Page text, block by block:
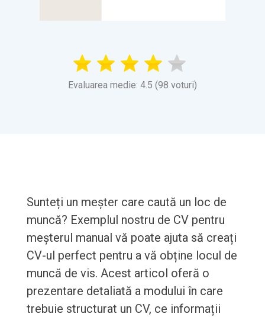
Evaluarea medie: 4.5 (98 voturi)
Sunteți un meșter care caută un loc de
muncă? Exemplul nostru de CV pentru
meșterul manual vă poate ajuta să creați
CV-ul perfect pentru a vă obține locul de
muncă de vis. Acest articol oferă o
prezentare detaliată a modului în care
trebuie structurat un CV, ce informații